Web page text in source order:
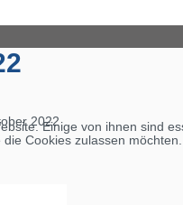
2022Einige von ihnen sind
Cookies zulassen